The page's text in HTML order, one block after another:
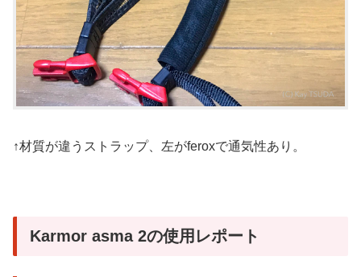
↑材質が違うストラップ、左がferoxで通気性あり。
Karmor asma 2の使用レポート